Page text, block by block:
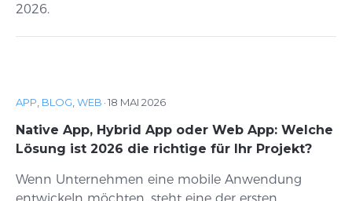
2026.
APP BLOG WEB ·18 MAI 2026
Native App, Hybrid App oder Web App: Welche
Lösung ist 2026 die richtige für Ihr Projekt?
Wenn Unternehmen eine mobile Anwendung